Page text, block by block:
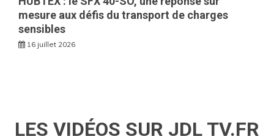
mesure aux défis du transport de charges
sensibles
16 juillet 2026
LES VIDÉOS SUR JDL TV.FR